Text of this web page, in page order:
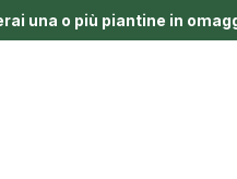
una o più piantine in